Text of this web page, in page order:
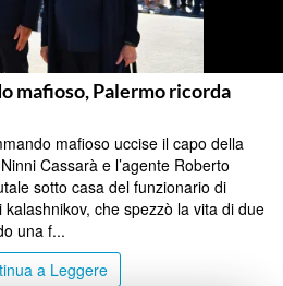
mafioso, Palermo ricorda
mafioso uccise il capo della
Cassarà e l’agente Roberto
sotto casa del funzionario di
che spezzò la vita di due
una f...
a Leggere